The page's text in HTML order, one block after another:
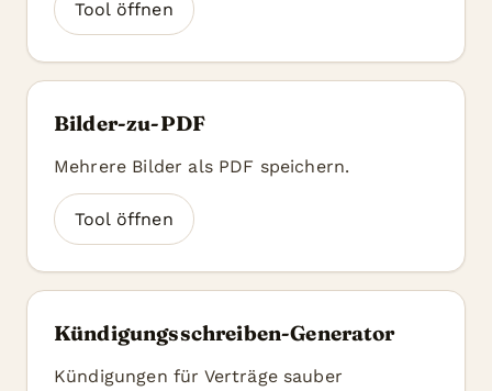
Tool öffnen
Bilder-zu-PDF
Mehrere Bilder als PDF speichern.
Tool öffnen
Kündigungsschreiben-Generator
Kündigungen für Verträge sauber